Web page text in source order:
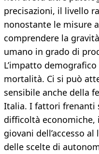
precisazioni, il livello
nonostante le misure
comprendere la
umano in grado di
L’impatto
mortalità. Ci si può
sensibile anche della
Italia. I fattori frenanti
difficoltà
giovani dell’accesso
delle scelte di